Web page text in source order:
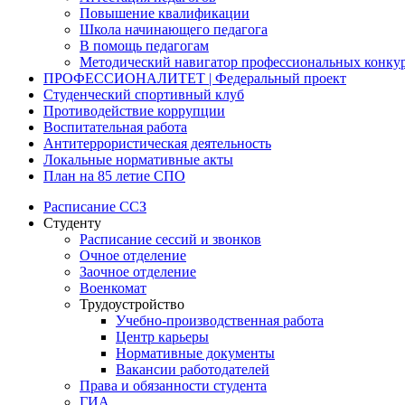
Повышение квалификации
Школа начинающего педагога
В помощь педагогам
Методический навигатор профессиональных
ПРОФЕССИОНАЛИТЕТ | Федеральный проект
Студенческий спортивный клуб
Противодействие коррупции
Воспитательная работа
Антитеррористическая деятельность
Локальные нормативные акты
План на 85 летие СПО
Расписание ССЗ
Студенту
Расписание сессий и звонков
Очное отделение
Заочное отделение
Военкомат
Трудоустройство
Учебно-производственная работа
Центр карьеры
Нормативные документы
Вакансии работодателей
Права и обязанности студента
ГИА